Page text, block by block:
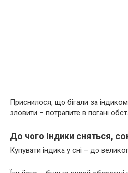
Приснилося, що бігали за
зловити – потрапите в погані
До чого індики сняться,
Купувати індика у сні – до